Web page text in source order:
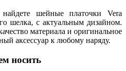
шейные платочки Vera
шелка, с актуальным дизайном.
материала и оригинальное
аксессуар к любому наряду.
носить